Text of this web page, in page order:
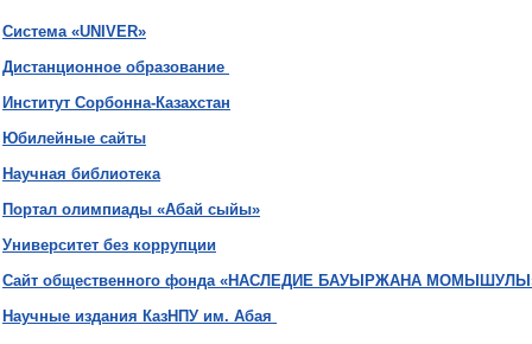
Система «UNIVER»
Дистанционное образование
Институт Сорбонна-Казахстан
Юбилейные сайты
Научная библиотека
Портал олимпиады «Абай сыйы»
Университет без коррупции
Сайт общественного фонда «НАСЛЕДИЕ БАУЫРЖАНА
Научные издания КазНПУ им. Абая